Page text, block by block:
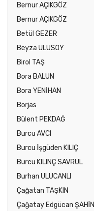
Bernur AÇIKGÖZ
Bernur AÇIKGÖZ
Betül GEZER
Beyza ULUSOY
Birol TAŞ
Bora BALUN
Bora YENİHAN
Borjas
Bülent PEKDAĞ
Burcu AVCI
Burcu İşgüden KILIÇ
Burcu KILINÇ SAVRUL
Burhan ULUCANLI
Çağatan TAŞKIN
Çağatay Edgücan ŞAHİN